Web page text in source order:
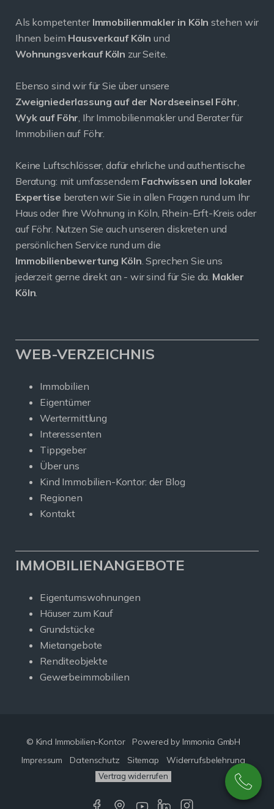
Als kompetenter Immobilienmakler in Köln stehen wir
Ihnen beim Hausverkauf Köln und
Wohnungsverkauf Köln zur Seite.
Ebenso sind wir für Sie über unsere
Zweigniederlassung auf der Nordseeinsel Föhr,
Wyk auf Föhr, Ihr Immobilienmakler und Berater für
Immobilien auf Föhr.
Keine Luftschlösser, dafür ehrliche und authentische
Beratung: mit umfassendem Fachwissen und lokaler
Expertise beraten wir Sie in allen Fragen rund um Ihr
Haus oder Ihre Wohnung in Köln, Rhein-Erft-Kreis oder
auf Föhr. Nutzen Sie auch unseren diskreten und
persönlichen Service rund um die
Immobilienbewertung Köln. Sprechen Sie uns
jederzeit gerne direkt an - wir sind für Sie da. Makler
Köln.
WEB-VERZEICHNIS
Immobilien
Eigentümer
Wertermittlung
Interessenten
Tippgeber
Über uns
Kind Immobilien-Kontor: der Blog
Regionen
Kontakt
IMMOBILIENANGEBOTE
Eigentumswohnungen
Häuser zum Kauf
Grundstücke
Mietangebote
Renditeobjekte
Gewerbeimmobilien
© Kind Immobilien-Kontor
Powered by Immonia GmbH
Impressum
Datenschutz Sitemap Widerrufsbelehrung
Vertrag widerrufen